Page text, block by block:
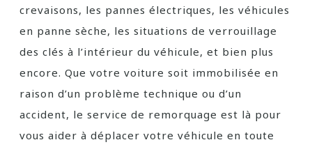
crevaisons, les pannes électriques, les véhicules
en panne sèche, les situations de verrouillage
des clés à l’intérieur du véhicule, et bien plus
encore. Que votre voiture soit immobilisée en
raison d’un problème technique ou d’un
accident, le service de remorquage est là pour
vous aider à déplacer votre véhicule en toute